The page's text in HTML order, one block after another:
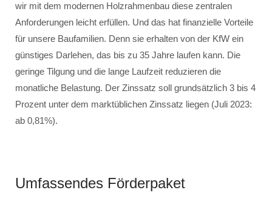
wir mit dem modernen Holzrahmenbau diese zentralen
Anforderungen leicht erfüllen. Und das hat finanzielle Vorteile
für unsere Baufamilien. Denn sie erhalten von der KfW ein
günstiges Darlehen, das bis zu 35 Jahre laufen kann. Die
geringe Tilgung und die lange Laufzeit reduzieren die
monatliche Belastung. Der Zinssatz soll grundsätzlich 3 bis 4
Prozent unter dem marktüblichen Zinssatz liegen (Juli 2023:
ab 0,81%).
Umfassendes Förderpaket